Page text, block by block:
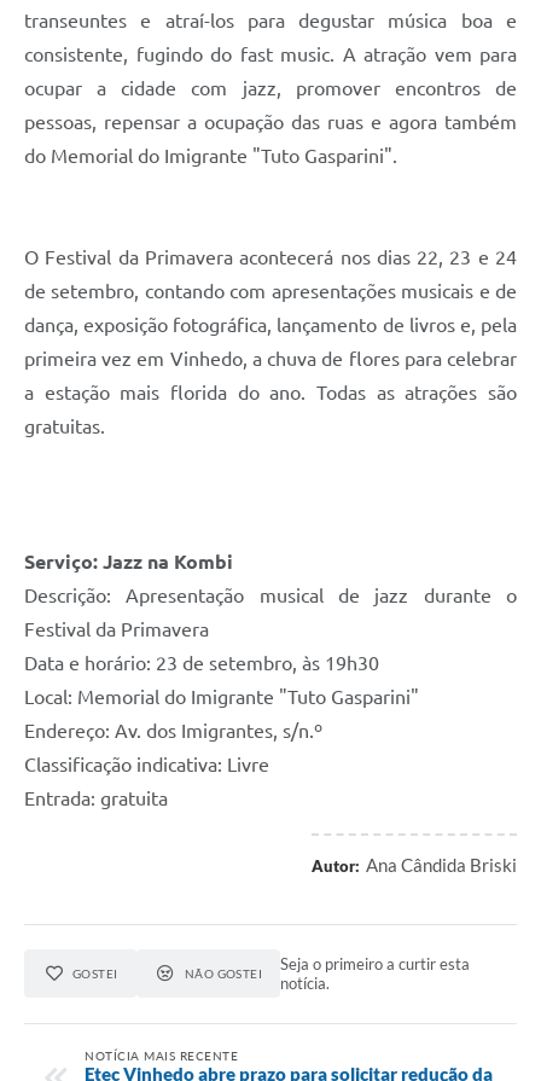
transeuntes e atraí-los para degustar música boa e
consistente, fugindo do fast music. A atração vem para
ocupar a cidade com jazz, promover encontros de
pessoas, repensar a ocupação das ruas e agora também
do Memorial do Imigrante "Tuto Gasparini".
O Festival da Primavera acontecerá nos dias 22, 23 e 24
de setembro, contando com apresentações musicais e de
dança, exposição fotográfica, lançamento de livros e, pela
primeira vez em Vinhedo, a chuva de flores para celebrar
a estação mais florida do ano. Todas as atrações são
gratuitas.
Serviço: Jazz na Kombi
Descrição: Apresentação musical de jazz durante o
Festival da Primavera
Data e horário: 23 de setembro, às 19h30
Local: Memorial do Imigrante "Tuto Gasparini"
Endereço: Av. dos Imigrantes, s/n.º
Classificação indicativa: Livre
Entrada: gratuita
Autor: Ana Cândida Briski
GOSTEI NÃO GOSTEI
Seja o primeiro a curtir esta
notícia.
NOTÍCIA MAIS RECENTE
Etec Vinhedo abre prazo para solicitar redução da